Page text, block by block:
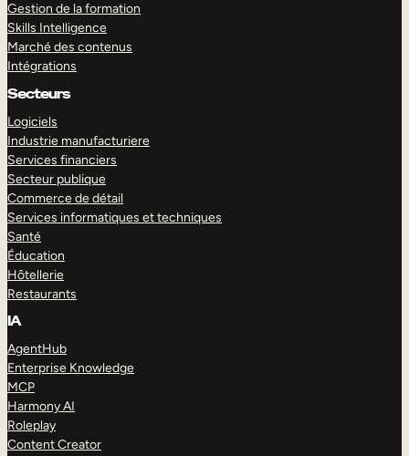
Gestion de la formation
Skills Intelligence
Marché des contenus
Intégrations
Secteurs
Logiciels
Industrie manufacturiere
Services financiers
Secteur publique
Commerce de détail
Services informatiques et techniques
Santé
Éducation
Hôtellerie
Restaurants
IA
AgentHub
Enterprise Knowledge
MCP
Harmony AI
Roleplay
Content Creator